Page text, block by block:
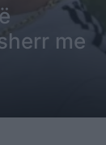
me